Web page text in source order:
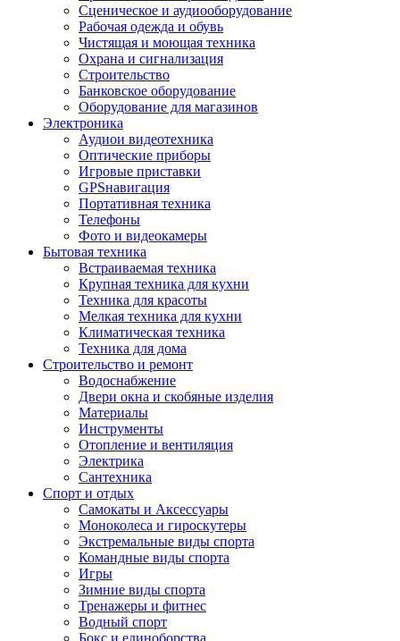
Сценическое и аудиооборудование
Рабочая одежда и обувь
Чистящая и моющая техника
Охрана и сигнализация
Строительство
Банковское оборудование
Оборудование для магазинов
Электроника
Аудиои видеотехника
Оптические приборы
Игровые приставки
GPSнавигация
Портативная техника
Телефоны
Фото и видеокамеры
Бытовая техника
Встраиваемая техника
Крупная техника для кухни
Техника для красоты
Мелкая техника для кухни
Климатическая техника
Техника для дома
Строительство и ремонт
Водоснабжение
Двери окна и скобяные изделия
Материалы
Инструменты
Отопление и вентиляция
Электрика
Сантехника
Спорт и отдых
Самокаты и Аксессуары
Моноколеса и гироскутеры
Экстремальные виды спорта
Командные виды спорта
Игры
Зимние виды спорта
Тренажеры и фитнес
Водный спорт
Бокс и единоборства